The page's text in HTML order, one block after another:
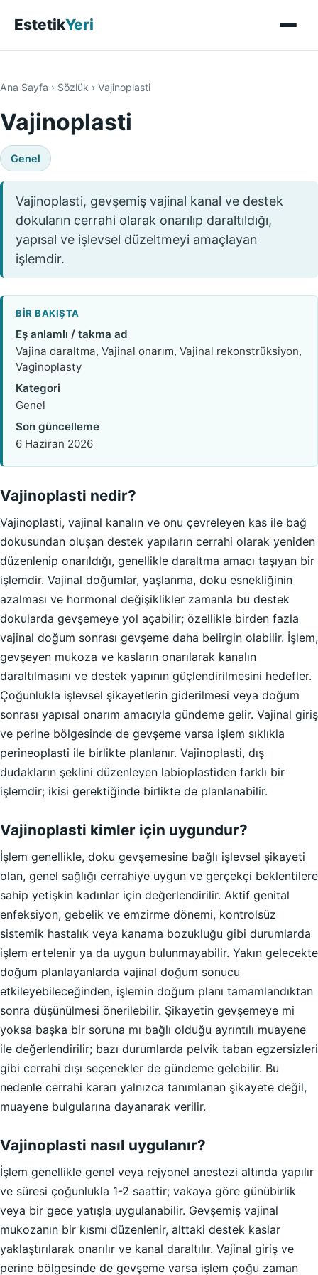
EstetikYeri
Ana Sayfa › Sözlük › Vajinoplasti
Vajinoplasti
Genel
Vajinoplasti, gevşemiş vajinal kanal ve destek
dokuların cerrahi olarak onarılıp daraltıldığı,
yapısal ve işlevsel düzeltmeyi amaçlayan
işlemdir.
BIR BAKIŞTA
Eş anlamlı / takma ad
Vajina daraltma, Vajinal onarım, Vajinal rekonstrüksiyon,
Vaginoplasty
Kategori
Genel
Son güncelleme
6 Haziran 2026
Vajinoplasti nedir?
Vajinoplasti, vajinal kanalın ve onu çevreleyen kas ile bağ
dokusundan oluşan destek yapıların cerrahi olarak yeniden
düzenlenip onarıldığı, genellikle daraltma amacı taşıyan bir
işlemdir. Vajinal doğumlar, yaşlanma, doku esnekliğinin
azalması ve hormonal değişiklikler zamanla bu destek
dokularda gevşemeye yol açabilir; özellikle birden fazla
vajinal doğum sonrası gevşeme daha belirgin olabilir. İşlem,
gevşeyen mukoza ve kasların onarılarak kanalın
daraltılmasını ve destek yapının güçlendirilmesini hedefler.
Çoğunlukla işlevsel şikayetlerin giderilmesi veya doğum
sonrası yapısal onarım amacıyla gündeme gelir. Vajinal giriş
ve perine bölgesinde de gevşeme varsa işlem sıklıkla
perineoplasti ile birlikte planlanır. Vajinoplasti, dış
dudakların şeklini düzenleyen labioplastiden farklı bir
işlemdir; ikisi gerektiğinde birlikte de planlanabilir.
Vajinoplasti kimler için uygundur?
İşlem genellikle, doku gevşemesine bağlı işlevsel şikayeti
olan, genel sağlığı cerrahiye uygun ve gerçekçi beklentilere
sahip yetişkin kadınlar için değerlendirilir. Aktif genital
enfeksiyon, gebelik ve emzirme dönemi, kontrolsüz
sistemik hastalık veya kanama bozukluğu gibi durumlarda
işlem ertelenir ya da uygun bulunmayabilir. Yakın gelecekte
doğum planlayanlarda vajinal doğum sonucu
etkileyebileceğinden, işlemin doğum planı tamamlandıktan
sonra düşünülmesi önerilebilir. Şikayetin gevşemeye mi
yoksa başka bir soruna mı bağlı olduğu ayrıntılı muayene
ile değerlendirilir; bazı durumlarda pelvik taban egzersizleri
gibi cerrahi dışı seçenekler de gündeme gelebilir. Bu
nedenle cerrahi kararı yalnızca tanımlanan şikayete değil,
muayene bulgularına dayanarak verilir.
Vajinoplasti nasıl uygulanır?
İşlem genellikle genel veya rejyonel anestezi altında yapılır
ve süresi çoğunlukla 1-2 saattir; vakaya göre günübirlik
veya bir gece yatışla uygulanabilir. Gevşemiş vajinal
mukozanın bir kısmı düzenlenir, alttaki destek kaslar
yaklaştırılarak onarılır ve kanal daraltılır. Vajinal giriş ve
perine bölgesinde de gevşeme varsa işlem çoğu zaman